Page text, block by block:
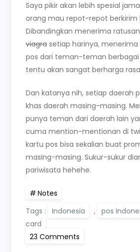
Saya pikir akan lebih spesial
orang mau repot-repot berkirim
Dibandingkan menerima
viagrasetiap harinya, menerima
pos dari teman-teman berbagai
tentu akan sangat berharga
Dan katanya nih, setiap daerah
khas daerah masing-masing.
punya teman dari daerah lain
cuma mention-mentionan di
kartu pos bisa sekalian buat
masing-masing. Sukur-sukur
pariwisata hehehe.
Notes
Tags :
Indonesia , pos
card
23 Comments